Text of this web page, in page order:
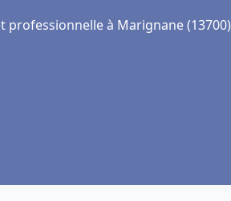
à Marignane (13700)